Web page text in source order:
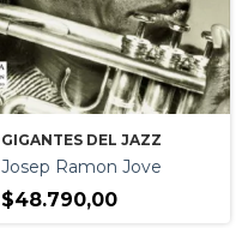
GIGANTES DEL JAZZ
Josep Ramon Jove
$48.790,00